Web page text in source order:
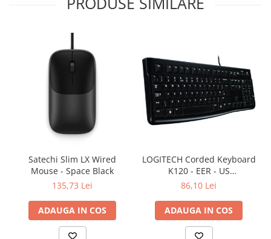
Satechi Slim LX Wired
Mouse - Space Black
135,73 Lei
ADAUGA IN COS
LOGITECH Corded Keyboard
K120 - EER - US
International layout
86,10 Lei
ADAUGA IN COS